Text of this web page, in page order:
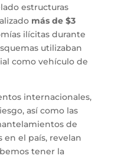
estructuras
más de $3
ilícitas durante
utilizaban
como vehículo de
internacionales,
así como las
de
en el país, revelan
tener la